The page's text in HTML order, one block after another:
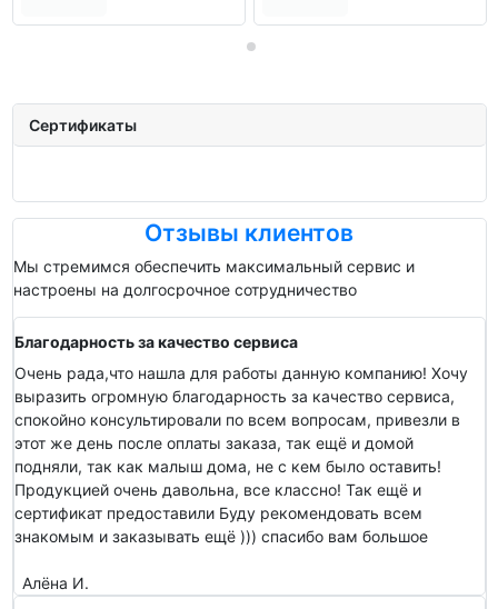
Сертификаты
Отзывы клиентов
Мы стремимся обеспечить максимальный сервис и
настроены на долгосрочное сотрудничество
Благодарность за качество сервиса
Очень рада,что нашла для работы данную компанию! Хочу
выразить огромную благодарность за качество сервиса,
спокойно консультировали по всем вопросам, привезли в
этот же день после оплаты заказа, так ещё и домой
подняли, так как малыш дома, не с кем было оставить!
Продукцией очень давольна, все классно! Так ещё и
сертификат предоставили Буду рекомендовать всем
знакомым и заказывать ещё ))) спасибо вам большое
Алёна И.